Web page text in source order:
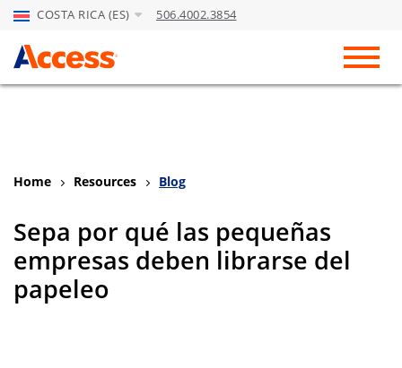
Skip to Main Content
COSTA RICA (ES) 506.4002.3854
Home Resources Blog
Sepa por qué las pequeñas
empresas deben librarse del
papeleo